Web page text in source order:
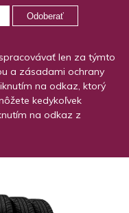
Odoberať
len za týmto
a zásadami ochrany
na odkaz, ktorý
kedykoľvek
na odkaz z